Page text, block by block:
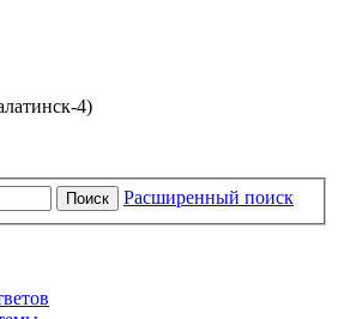
4)
Поиск Расширенный поиск